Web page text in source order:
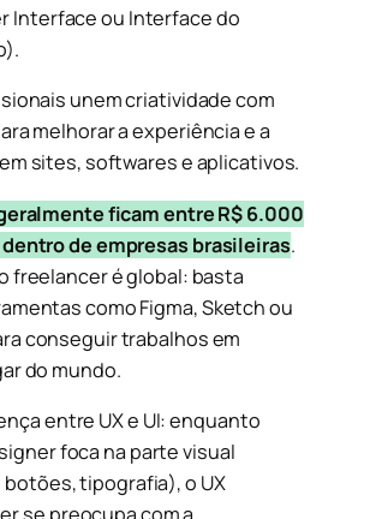
Interface ou Interface do
unem criatividade com
melhorar a experiência e a
sites, softwares e aplicativos.
ficam entre R$ 6.000
dentro de empresas brasileiras.
freelancer é global: basta
como Figma, Sketch ou
conseguir trabalhos em
do mundo.
entre UX e UI: enquanto
foca na parte visual
botões, tipografia), o UX